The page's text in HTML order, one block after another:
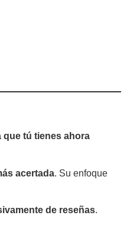
que tú tienes ahora
acertada. Su enfoque
de reseñas.